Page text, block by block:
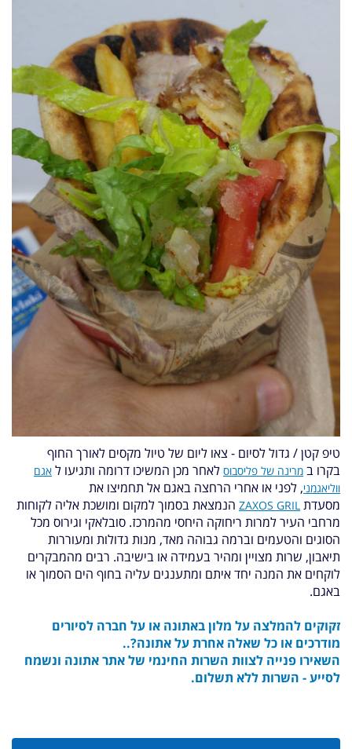
טיפ קטן / גדול לסיום - צאו ליום של טיול מקסים לאורך החוף
בקרו ב מרינה של פליסבוס לאחר מכן המשיכו דרומה ותגיעו ל אגם
ווליאגמני, לפני או אחרי הרחצה באגם אל תחמיצו את
מסעדת ZAXOS GRIL הנמצאת בסמוך למקום ומושכת אליה לקוחות
מרחבי העיר למרות ריחוקה היחסי מהמרכז. סובלאקי וגירוס מכל
הסוגים והטעמים וברמה גבוהה מאד, מנות גדולות ומעוררות
תיאבון, שרות מצויין ומהיר בעמידה או בישיבה. רבים מהמבקרים
לוקחים את המנה יחד איתם ומתענגים עליה בחוף הים הסמוך או
באגם.
זקוקים להמלצה על מלון באתונה או על חברה לסיורים
מודרכים או כל שאלה אחרת על אתונה?..
השאירו פנייה לצוות השרות החינמי של אתר אתונה ונשמח
לסייע - השרות ללא תשלום.